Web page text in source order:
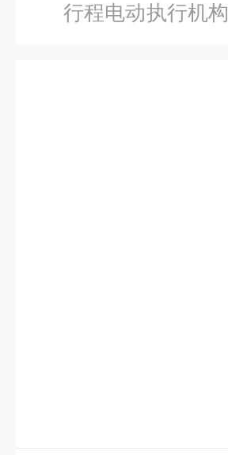
行程电动执行机构